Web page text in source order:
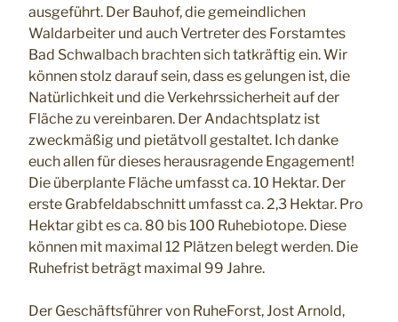
ausgeführt. Der Bauhof, die gemeindlichen
Waldarbeiter und auch Vertreter des Forstamtes
Bad Schwalbach brachten sich tatkräftig ein. Wir
können stolz darauf sein, dass es gelungen ist, die
Natürlichkeit und die Verkehrssicherheit auf der
Fläche zu vereinbaren. Der Andachtsplatz ist
zweckmäßig und pietätvoll gestaltet. Ich danke
euch allen für dieses herausragende Engagement!
Die überplante Fläche umfasst ca. 10 Hektar. Der
erste Grabfeldabschnitt umfasst ca. 2,3 Hektar. Pro
Hektar gibt es ca. 80 bis 100 Ruhebiotope. Diese
können mit maximal 12 Plätzen belegt werden. Die
Ruhefrist beträgt maximal 99 Jahre.
Der Geschäftsführer von RuheForst, Jost Arnold,